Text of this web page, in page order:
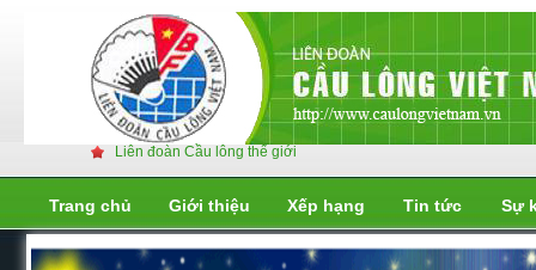
Liên đoàn Cầu lông thế giới
Trang chủ Giới thiệu Xếp hạng Tin tức Sự